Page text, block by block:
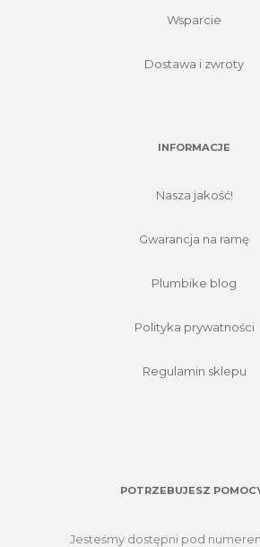
Wsparcie
Dostawa i zwroty
INFORMACJE
Nasza jakość!
Gwarancja na ramę
Plumbike blog
Polityka prywatności
Regulamin sklepu
POTRZEBUJESZ
Jesteśmy dostępni pod